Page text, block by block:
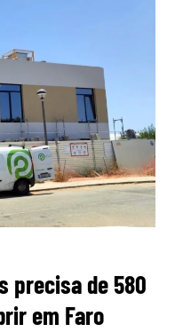
precisa de 580
em Faro